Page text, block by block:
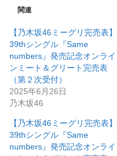
関連
【乃木坂46ミーグリ完売表】
39thシングル『Same
numbers』発売記念オンライ
ンミート＆グリート完売表
（第２次受付）
2025年6月26日
乃木坂46
【乃木坂46ミーグリ完売表】
39thシングル『Same
numbers』発売記念オンライ